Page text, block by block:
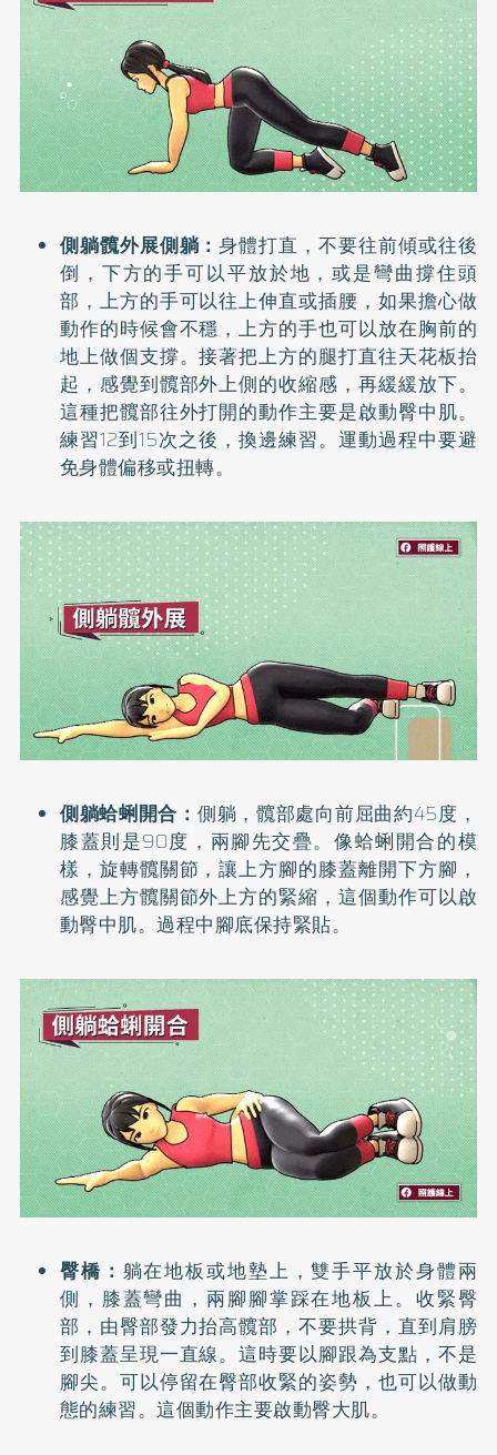
側躺髖外展側躺：身體打直，不要往前傾或往後
倒，下方的手可以平放於地，或是彎曲撐住頭
部，上方的手可以往上伸直或插腰，如果擔心做
動作的時候會不穩，上方的手也可以放在胸前的
地上做個支撐。接著把上方的腿打直往天花板抬
起，感覺到髖部外上側的收縮感，再緩緩放下。
這種把髖部往外打開的動作主要是啟動臀中肌。
練習12到15次之後，換邊練習。運動過程中要避
免身體偏移或扭轉。
側躺蛤蜊開合： 側躺，髖部處向前屈曲約45度，
膝蓋則是90度，兩腳先交疊。像蛤蜊開合的模
樣，旋轉髖關節，讓上方腳的膝蓋離開下方腳，
感覺上方髖關節外上方的緊縮，這個動作可以啟
動臀中肌。過程中腳底保持緊貼。
臀橋： 躺在地板或地墊上，雙手平放於身體兩
側，膝蓋彎曲，兩腳腳掌踩在地板上。收緊臀
部，由臀部發力抬高髖部，不要拱背，直到肩膀
到膝蓋呈現一直線。這時要以腳跟為支點，不是
腳尖。可以停留在臀部收緊的姿勢，也可以做動
態的練習。這個動作主要啟動臀大肌。